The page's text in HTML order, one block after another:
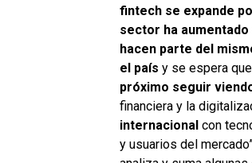
fintech se expande
sector ha aumentado
hacen parte del
el país y se espera
próximo seguir
financiera y la
internacional con
y usuarios del